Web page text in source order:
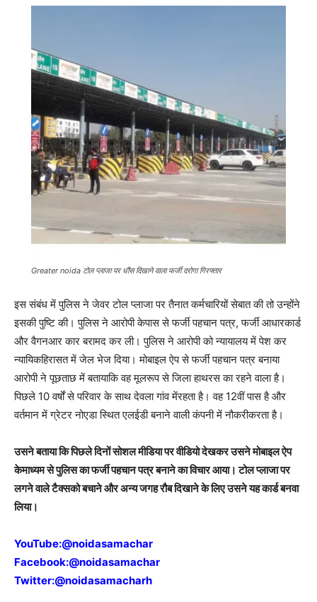
Greater noida टोल प्लाजा पर धौंस दिखाने वाला फर्जी दरोगा गिरफ्तार
इस संबंध में पुलिस ने जेवर टोल प्लाजा पर तैनात कर्मचारियों सेबात की तो उन्होंने
इसकी पुष्टि की। पुलिस ने आरोपी केपास से फर्जी पहचान पत्र, फर्जी आधारकार्ड
और वैगनआर कार बरामद कर ली। पुलिस ने आरोपी को न्यायालय में पेश कर
न्यायिकहिरासत में जेल भेज दिया। मोबाइल ऐप से फर्जी पहचान पत्र बनाया
आरोपी ने पूछताछ में बतायाकि वह मूलरूप से जिला हाथरस का रहने वाला है।
पिछले 10 वर्षों से परिवार के साथ देवला गांव मेंरहता है। वह 12वीं पास है और
वर्तमान में ग्रेटर नोएडा स्थित एलईडी बनाने वाली कंपनी में नौकरीकरता है।
उसने बताया कि पिछले दिनों सोशल मीडिया पर वीडियो देखकर उसने मोबाइल ऐप
केमाध्यम से पुलिस का फर्जी पहचान पत्र बनाने का विचार आया। टोल प्लाजा पर
लगने वाले टैक्सको बचाने और अन्य जगह रौब दिखाने के लिए उसने यह कार्ड बनवा
लिया।
YouTube:@noidasamachar
Facebook:@noidasamachar
Twitter:@noidasamacharh